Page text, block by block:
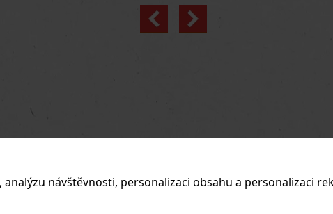
návštěvnosti, personalizaci obsahu a personalizaci
Previous